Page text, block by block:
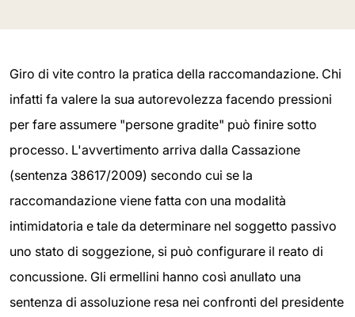
Giro di vite contro la pratica della raccomandazione. Chi
infatti fa valere la sua autorevolezza facendo pressioni
per fare assumere "persone gradite" può finire sotto
processo. L'avvertimento arriva dalla Cassazione
(sentenza 38617/2009) secondo cui se la
raccomandazione viene fatta con una modalità
intimidatoria e tale da determinare nel soggetto passivo
uno stato di soggezione, si può configurare il reato di
concussione. Gli ermellini hanno così anullato una
sentenza di assoluzione resa nei confronti del presidente